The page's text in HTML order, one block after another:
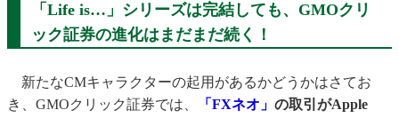
「Life is…」シリーズは完結しても、GMOクリ
ック証券の進化はまだまだ続く！
新たなCMキャラクターの起用があるかどうかはさてお
き、GMOクリック証券では、
「FXネオ」 の取引がApple